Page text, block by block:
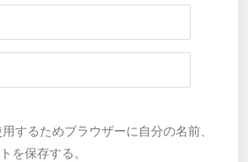
するためブラウザーに自分の名前、
を保存する。